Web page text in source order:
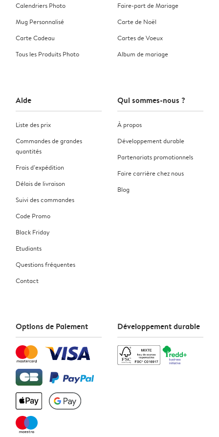
Calendriers Photo
Mug Personnalisé
Carte Cadeau
Tous les Produits Photo
Faire-part de Mariage
Carte de Noël
Cartes de Voeux
Album de mariage
Aide
Liste des prix
Commandes de grandes
quantités
Frais d’expédition
Délais de livraison
Suivi des commandes
Code Promo
Black Friday
Etudiants
Questions fréquentes
Contact
Qui sommes-nous ?
À propos
Développement durable
Partenariats promotionnels
Faire carrière chez nous
Blog
Options de Paiement Développement durable